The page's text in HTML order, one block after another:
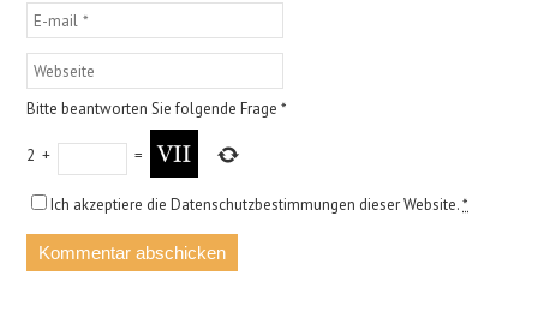
Bitte beantworten Sie folgende Frage *
2 + =
Ich akzeptiere die Datenschutzbestimmungen dieser Website.*